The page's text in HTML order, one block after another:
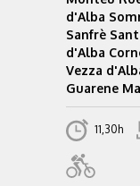
d'Alba
Sanfrè
d'Alba
Vezza
Guarene
11,30h